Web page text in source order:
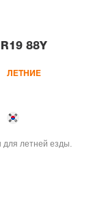
88Y
ЛЕТНИЕ
для летней езды.